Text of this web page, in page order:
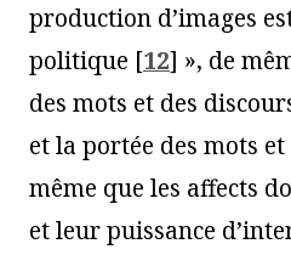
production d’images
politique [12] », de
des mots et des
et la portée des mots et
même que les affects
et leur puissance